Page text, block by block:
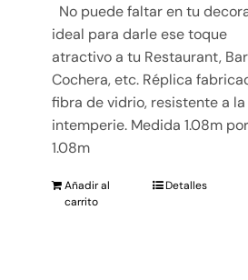
No puede faltar en tu
ideal para darle ese toque
atractivo a tu Restaurant,
Cochera, etc. Réplica
fibra de vidrio, resistente a la
intemperie. Medida 1.08m por
1.08m
Añadir al
carrito
Detalles